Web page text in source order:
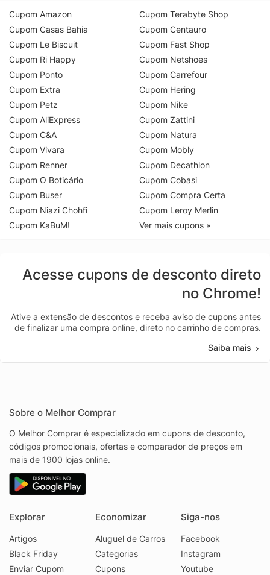
Cupom Amazon
Cupom Casas Bahia
Cupom Le Biscuit
Cupom Ri Happy
Cupom Ponto
Cupom Extra
Cupom Petz
Cupom AliExpress
Cupom C&A
Cupom Vivara
Cupom Renner
Cupom O Boticário
Cupom Buser
Cupom Niazi Chohfi
Cupom KaBuM!
Cupom Terabyte Shop
Cupom Centauro
Cupom Fast Shop
Cupom Netshoes
Cupom Carrefour
Cupom Hering
Cupom Nike
Cupom Zattini
Cupom Natura
Cupom Mobly
Cupom Decathlon
Cupom Cobasi
Cupom Compra Certa
Cupom Leroy Merlin
Ver mais cupons »
Acesse cupons de desconto direto
no Chrome!
Ative a extensão de descontos e receba aviso de cupons antes
de finalizar uma compra online, direto no carrinho de compras.
Saiba mais
Sobre o Melhor Comprar
O Melhor Comprar é especializado em cupons de desconto,
códigos promocionais, ofertas e comparador de preços em
mais de 1900 lojas online.
Explorar
Artigos
Black Friday
Enviar Cupom
Economizar
Aluguel de Carros
Categorias
Cupons
Siga-nos
Facebook
Instagram
Youtube